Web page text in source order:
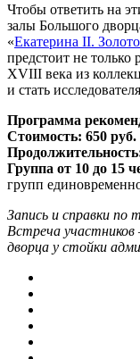
Чтобы ответить на
залы Большого
«Екатерина II.
предстоит не
XVIII века из
и стать
Программа
Стоимость: 650 руб.
Группа от 10 до 15
групп
Запись и справки по
Встреча
дворца у стойки